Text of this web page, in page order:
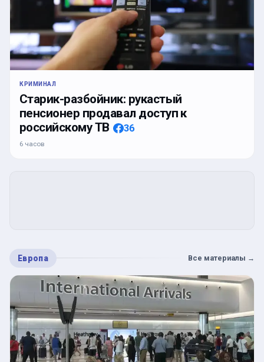
КРИМИНАЛ
Старик-разбойник: рукастый
пенсионер продавал доступ к
российскому ТВ
36
6 часов
Европа Все материалы →